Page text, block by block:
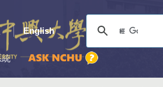
English
統